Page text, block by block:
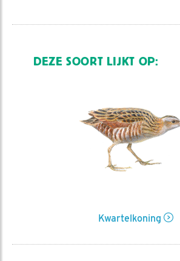
DEZE SOORT LIJKT OP:
Kwartelkoning